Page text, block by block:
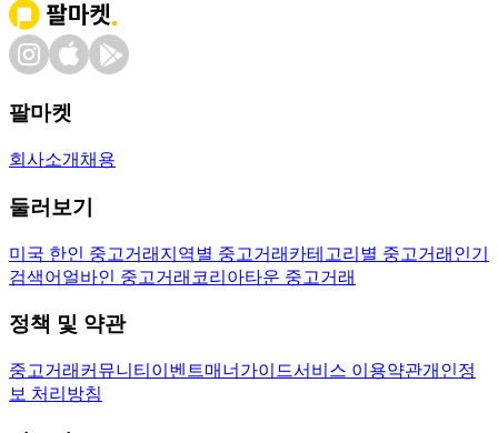
팔마켓
회사소개 채용
둘러보기
미국 한인 중고거래 지역별 중고거래 카테고리별 중고거래 인기
검색어 얼바인 중고거래 코리아타운 중고거래
정책 및 약관
중고거래 커뮤니티 이벤트매너가이드서비스 이용약관개인정
보 처리방침